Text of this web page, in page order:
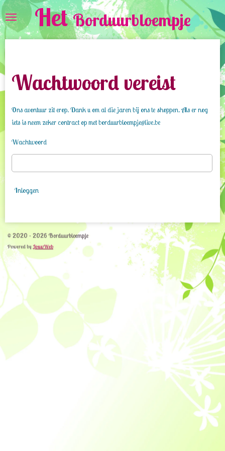
Ga
direct
naar
de
hoofdinhoud
HetBorduurbloempje
Wachtwoord vereist
Ons avontuur zit erop. Dank u om al die jaren bij ons te shoppen. Als er nog
iets is neem zeker contract op met borduurbloempje@live.be
Wachtwoord
Inloggen
© 2020 - 2026 Borduurbloempje
Powered by JouwWeb